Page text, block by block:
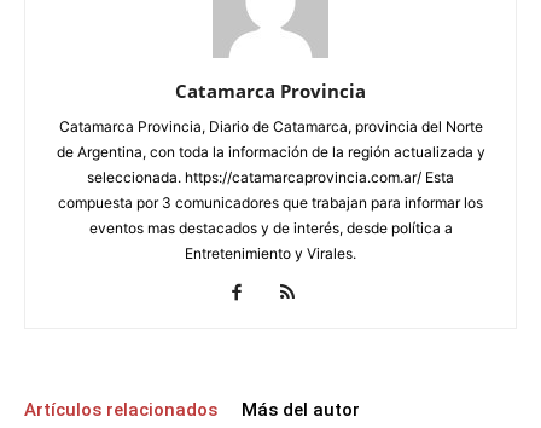
Catamarca Provincia
Catamarca Provincia, Diario de Catamarca, provincia del Norte
de Argentina, con toda la información de la región actualizada y
seleccionada. https://catamarcaprovincia.com.ar/ Esta
compuesta por 3 comunicadores que trabajan para informar los
eventos mas destacados y de interés, desde política a
Entretenimiento y Virales.
Artículos relacionados Más del autor